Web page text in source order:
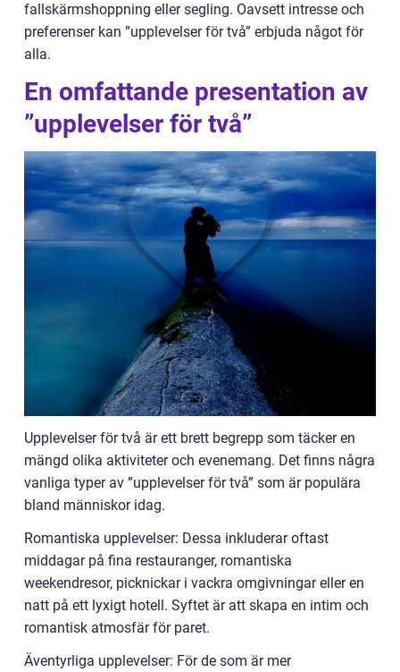
fallskärmshoppning eller segling. Oavsett intresse och
preferenser kan ”upplevelser för två” erbjuda något för
alla.
En omfattande presentation av
”upplevelser för två”
Upplevelser för två är ett brett begrepp som täcker en
mängd olika aktiviteter och evenemang. Det finns några
vanliga typer av ”upplevelser för två” som är populära
bland människor idag.
Romantiska upplevelser: Dessa inkluderar oftast
middagar på fina restauranger, romantiska
weekendresor, picknickar i vackra omgivningar eller en
natt på ett lyxigt hotell. Syftet är att skapa en intim och
romantisk atmosfär för paret.
Äventyrliga upplevelser: För de som är mer